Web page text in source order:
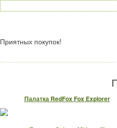
Приятных покупок!
Палатка RedFox Fox Explorer